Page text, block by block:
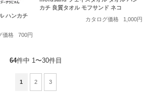
ハンカチ
価格
700円
カチ 良質タオル モフサンド ネコ
カタログ価格
1,000円
64件中 1〜30件目
1 2 3